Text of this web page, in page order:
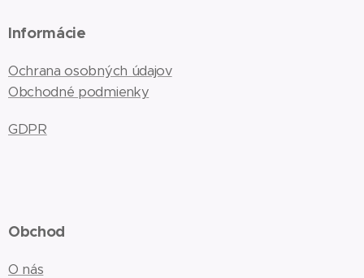
Informácie
Ochrana osobných údajov
Obchodné podmienky
GDPR
Obchod
O nás